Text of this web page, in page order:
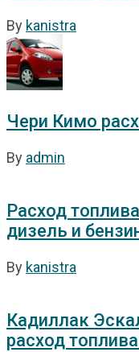
By kanistra
Чери Кимо
By admin
Расход
дизель и
By kanistra
Кадиллак
расход